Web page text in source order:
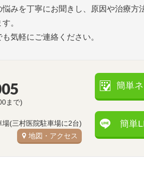
みを丁寧にお聞きし、原因や治療方
。
気軽にご連絡ください。
まで)
場(三村医院駐車場に2台)
地図・アクセス
簡単
簡単